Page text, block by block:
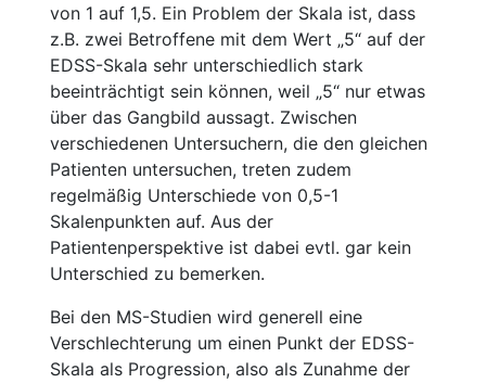
von 1 auf 1,5. Ein Problem der Skala ist, dass
z.B. zwei Betroffene mit dem Wert „5“ auf der
EDSS-Skala sehr unterschiedlich stark
beeinträchtigt sein können, weil „5“ nur etwas
über das Gangbild aussagt. Zwischen
verschiedenen Untersuchern, die den gleichen
Patienten untersuchen, treten zudem
regelmäßig Unterschiede von 0,5-1
Skalenpunkten auf. Aus der
Patientenperspektive ist dabei evtl. gar kein
Unterschied zu bemerken.
Bei den MS-Studien wird generell eine
Verschlechterung um einen Punkt der EDSS-
Skala als Progression, also als Zunahme der